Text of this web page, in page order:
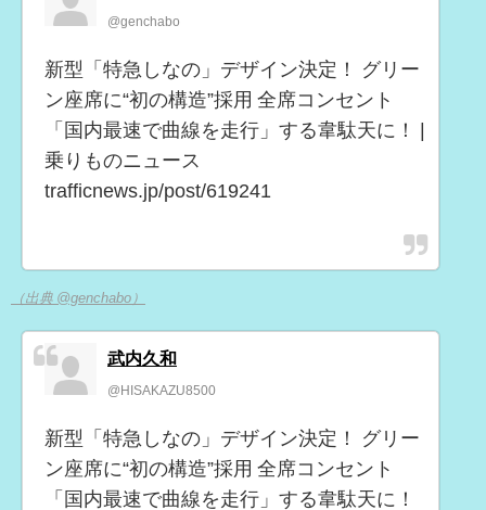
@genchabo
新型「特急しなの」デザイン決定！ グリー
ン座席に“初の構造”採用 全席コンセント
「国内最速で曲線を走行」する韋駄天に！ |
乗りものニュース
trafficnews.jp/post/619241
（出典 @genchabo）
武内久和
@HISAKAZU8500
新型「特急しなの」デザイン決定！ グリー
ン座席に“初の構造”採用 全席コンセント
「国内最速で曲線を走行」する韋駄天に！